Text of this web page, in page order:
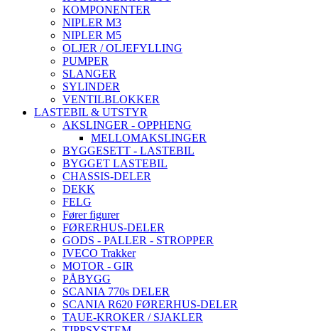
KOMPONENTER
NIPLER M3
NIPLER M5
OLJER / OLJEFYLLING
PUMPER
SLANGER
SYLINDER
VENTILBLOKKER
LASTEBIL & UTSTYR
AKSLINGER - OPPHENG
MELLOMAKSLINGER
BYGGESETT - LASTEBIL
BYGGET LASTEBIL
CHASSIS-DELER
DEKK
FELG
Fører figurer
FØRERHUS-DELER
GODS - PALLER - STROPPER
IVECO Trakker
MOTOR - GIR
PÅBYGG
SCANIA 770s DELER
SCANIA R620 FØRERHUS-DELER
TAUE-KROKER / SJAKLER